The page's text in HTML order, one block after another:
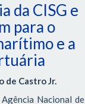
da CISG e
para o
e a
de Castro Jr.
Nacional de